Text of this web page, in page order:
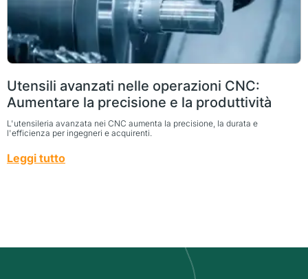
Utensili avanzati nelle operazioni CNC:
Aumentare la precisione e la produttività
L'utensileria avanzata nei CNC aumenta la precisione, la durata e
l'efficienza per ingegneri e acquirenti.
Leggi tutto